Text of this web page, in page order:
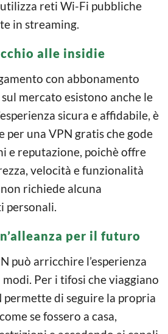
reti Wi-Fi pubbliche
in streaming.
alle insidie
con abbonamento
mercato esistono anche le
sicura e affidabile, è
per una VPN gratis che gode
e reputazione, poichè offre
velocità e funzionalità
richiede alcuna
personali.
per il futuro
può arricchire l’esperienza
Per i tifosi che viaggiano
permette di seguire la propria
se fossero a casa,